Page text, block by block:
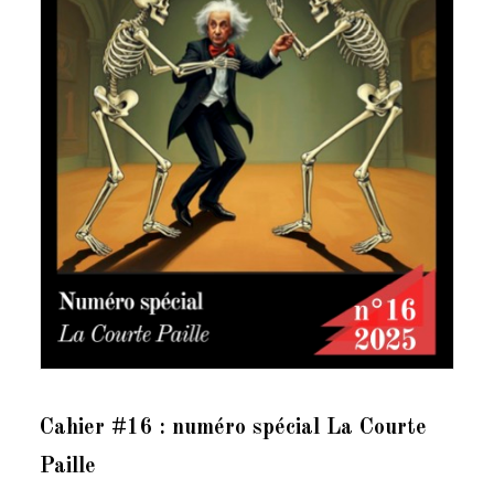
Cahier #16 : numéro spécial La Courte
Paille